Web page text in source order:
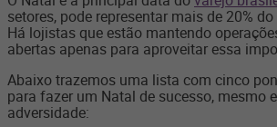
setores, pode representar mais de 20%
Há lojistas que estão mantendo
abertas apenas para aproveitar essa
Abaixo trazemos uma lista com cinco
para fazer um Natal de sucesso, mesmo
adversidade: